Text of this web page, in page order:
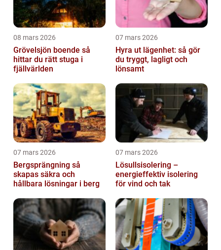
08 mars 2026
Grövelsjön boende så
hittar du rätt stuga i
fjällvärlden
07 mars 2026
Hyra ut lägenhet: så gör
du tryggt, lagligt och
lönsamt
07 mars 2026
Bergsprängning så
skapas säkra och
hållbara lösningar i berg
07 mars 2026
Lösullsisolering –
energieffektiv isolering
för vind och tak